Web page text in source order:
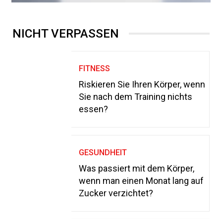
NICHT VERPASSEN
FITNESS
Riskieren Sie Ihren Körper, wenn
Sie nach dem Training nichts
essen?
GESUNDHEIT
Was passiert mit dem Körper,
wenn man einen Monat lang auf
Zucker verzichtet?